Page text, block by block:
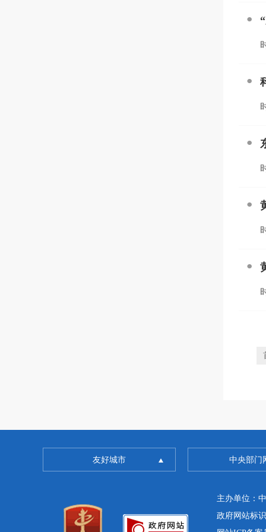
友好城市 中央部门
主办单位：
政府网站标